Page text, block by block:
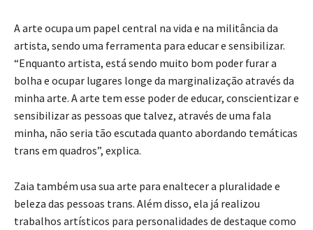
A arte ocupa um papel central na vida e na militância da
artista, sendo uma ferramenta para educar e sensibilizar.
“Enquanto artista, está sendo muito bom poder furar a
bolha e ocupar lugares longe da marginalização através da
minha arte. A arte tem esse poder de educar, conscientizar e
sensibilizar as pessoas que talvez, através de uma fala
minha, não seria tão escutada quanto abordando temáticas
trans em quadros”, explica.
Zaia também usa sua arte para enaltecer a pluralidade e
beleza das pessoas trans. Além disso, ela já realizou
trabalhos artísticos para personalidades de destaque como